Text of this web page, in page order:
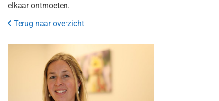
elkaar ontmoeten.
Terug naar overzicht